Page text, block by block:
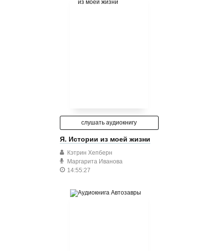
слушать аудиокнигу
Я. Истории из моей жизни
Кэтрин Хепберн
Маргарита Иванова
14:55:27